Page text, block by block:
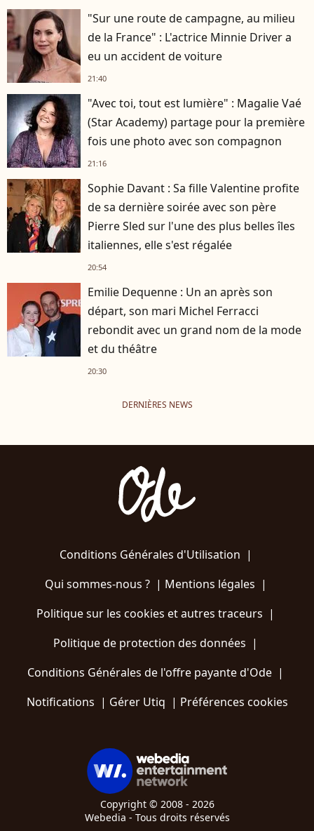
"Sur une route de campagne, au milieu
de la France" : L'actrice Minnie Driver a
eu un accident de voiture
21:40
"Avec toi, tout est lumière" : Magalie Vaé
(Star Academy) partage pour la première
fois une photo avec son compagnon
21:16
Sophie Davant : Sa fille Valentine profite
de sa dernière soirée avec son père
Pierre Sled sur l'une des plus belles îles
italiennes, elle s'est régalée
20:54
Emilie Dequenne : Un an après son
départ, son mari Michel Ferracci
rebondit avec un grand nom de la mode
et du théâtre
20:30
DERNIÈRES NEWS
Conditions Générales d'Utilisation |
Qui sommes-nous ?| Mentions légales |
Politique sur les cookies et autres traceurs |
Politique de protection des données |
Conditions Générales de l'offre payante d'Ode |
Notifications | Gérer Utiq | Préférences cookies
Copyright © 2008 - 2026
Webedia - Tous droits réservés